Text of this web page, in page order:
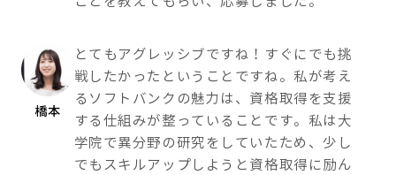
橋本
とてもアグレッシブですね！すぐにでも挑
戦したかったということですね。私が考え
るソフトバンクの魅力は、資格取得を支援
する仕組みが整っていることです。私は大
学院で異分野の研究をしていたため、少し
でもスキルアップしようと資格取得に励ん